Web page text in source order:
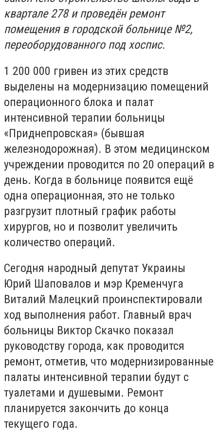
квартале 278 и проведён ремонт
помещения в городской больнице №2,
переоборудованного под хоспис.
1 200 000 гривен из этих средств
выделены на модернизацию помещений
операционного блока и палат
интенсивной терапии больницы
«Приднепровская» (бывшая
железнодорожная). В этом медицинском
учреждении проводится по 20 операций в
день. Когда в больнице появится ещё
одна операционная, это не только
разгрузит плотный график работы
хирургов, но и позволит увеличить
количество операций.
Сегодня народный депутат Украины
Юрий Шаповалов и мэр Кременчуга
Виталий Малецкий проинспектировали
ход выполнения работ. Главный врач
больницы Виктор Скачко показал
руководству города, как проводится
ремонт, отметив, что модернизированные
палаты интенсивной терапии будут с
туалетами и душевыми. Ремонт
планируется закончить до конца
текущего года.